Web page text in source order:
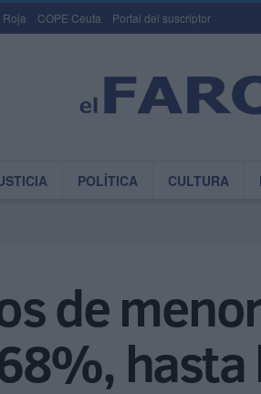
Roja COPE Ceuta Portal del suscriptor
POLÍTICA CULTURA
de